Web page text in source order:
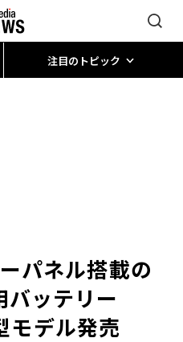
注目のトピック
パネル搭載の
バッテリー
モデル発売